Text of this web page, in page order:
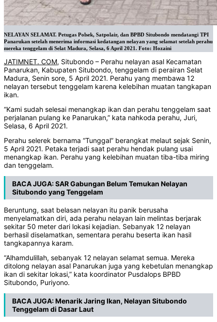
NELAYAN SELAMAT. Petugas Polsek, Satpolair, dan BPBD Situbondo mendatangi TPI
Panarukan setelah menerima informasi kedatangan nelayan yang selamat setelah perahu
mereka tenggelam di Selat Madura, Selasa, 6 April 2021. Foto: Hozaini
JATIMNET. COM, Situbondo – Perahu nelayan asal Kecamatan
Panarukan, Kabupaten Situbondo, tenggelam di perairan Selat
Madura, Senin sore, 5 April 2021. Perahu yang membawa 12
nelayan tersebut tenggelam karena kelebihan muatan tangkapan
ikan.
“Kami sudah selesai menangkap ikan dan perahu tenggelam saat
perjalanan pulang ke Panarukan,” kata nahkoda perahu, Juri,
Selasa, 6 April 2021.
Perahu selerek bernama “Tunggal” berangkat melaut sejak Senin,
5 April 2021. Petaka terjadi saat perahu hendak pulang usai
menangkap ikan. Perahu yang kelebihan muatan tiba-tiba miring
dan tenggelam.
BACA JUGA:SAR Gabungan Belum Temukan Nelayan
Situbondo yang Tenggelam
Beruntung, saat belasan nelayan itu panik berusaha
menyelamatkan diri, ada perahu nelayan lain melintas berjarak
sekitar 50 meter dari lokasi kejadian. Sebanyak 12 nelayan
berhasil diselamatkan, sementara perahu beserta ikan hasil
tangkapannya karam.
“Alhamdulillah, sebanyak 12 nelayan selamat semua. Mereka
ditolong nelayan asal Panarukan juga yang kebetulan menangkap
ikan di sekitar lokasi,” kata koordinator Pusdalops BPBD
Situbondo, Puriyono.
BACA JUGA:Menarik Jaring Ikan, Nelayan Situbondo
Tenggelam di Dasar Laut